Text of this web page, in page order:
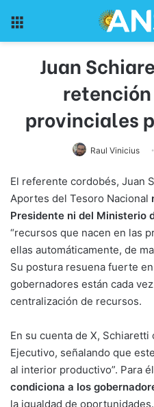
Juan
provinciales
Raul Vinicius
El referente cordobés, Juan
Aportes del Tesoro Nacional
Presidente ni del Ministerio
“recursos que nacen en las
ellas automáticamente, de
Su postura resuena fuerte
gobernadores están cada
centralización de recursos.
En su cuenta de X,
Ejecutivo, señalando que
al interior productivo”. Para
condiciona a los
la igualdad de